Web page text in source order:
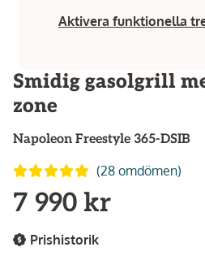
Aktivera funktionella
Smidig gasolgrill
zone
Napoleon Freestyle 365-DSIB
(28 omdömen)
7 990 kr
Prishistorik